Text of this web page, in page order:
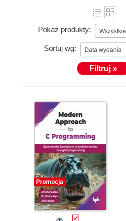
Pokaż produkty: Wszystkie
Sortuj wg: Data wydania
Filtruj »
Promocja